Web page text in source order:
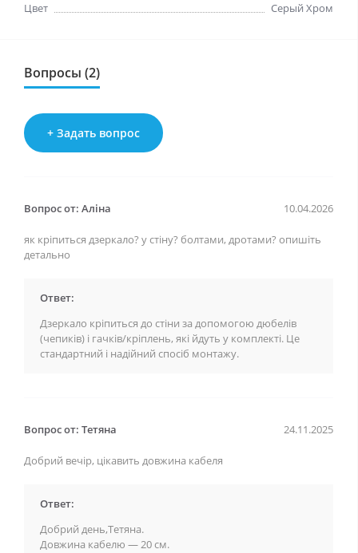
Цвет
Серый Хром
Вопросы (2)
+ Задать вопрос
Вопрос от: Аліна 10.04.2026
як кріпиться дзеркало? у стіну? болтами, дротами? опишіть
детально
Ответ:
Дзеркало кріпиться до стіни за допомогою дюбелів
(чепиків) і гачків/кріплень, які йдуть у комплекті. Це
стандартний і надійний спосіб монтажу.
Вопрос от: Тетяна 24.11.2025
Добрий вечір, цікавить довжина кабеля
Ответ:
Добрий день,Тетяна.
Довжина кабелю — 20 см.